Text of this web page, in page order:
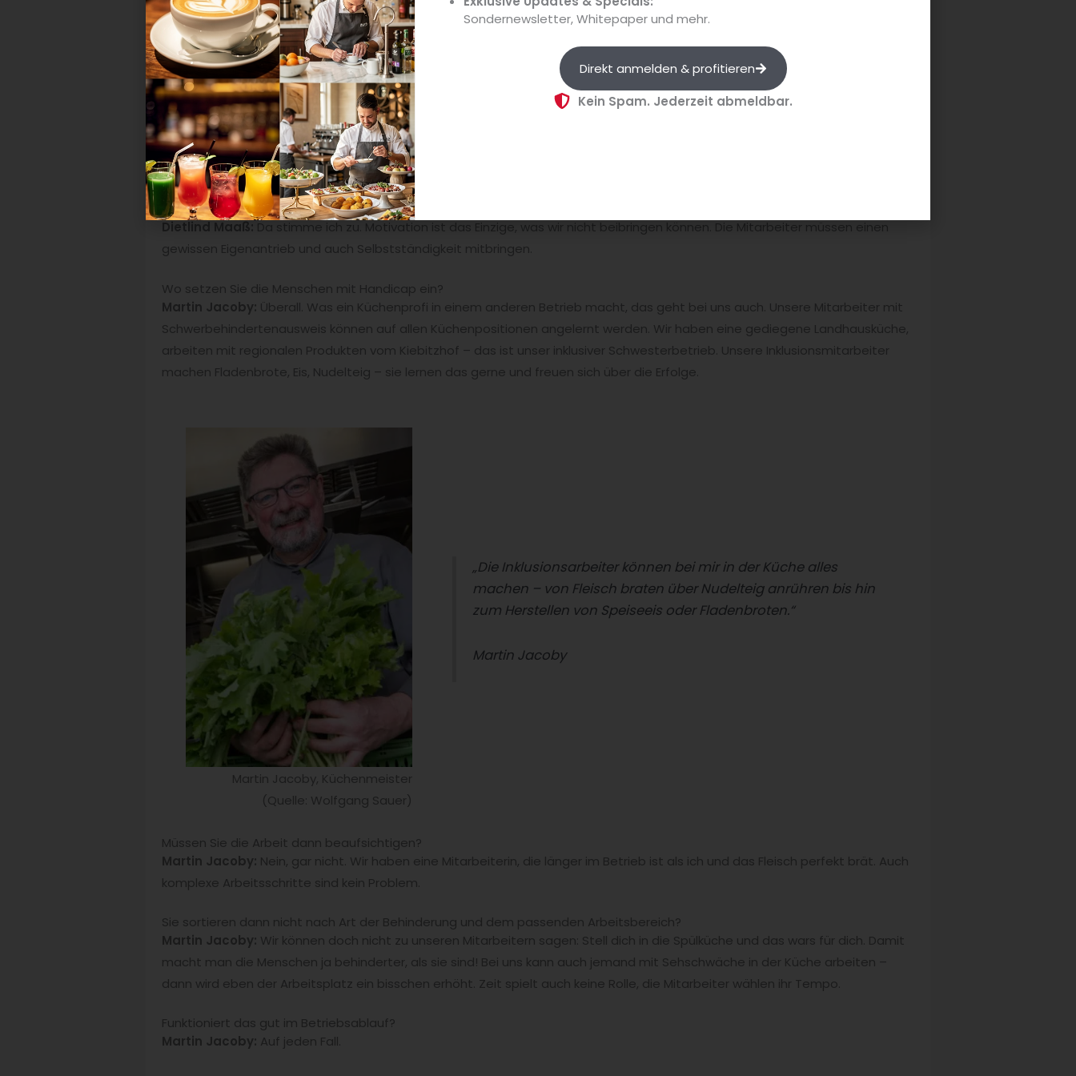
Behinderung.
Was müssen Menschen mit Beeinträchtigung mitbringen, um bei Ihnen arbeiten zu können?
Martin Jacoby:Man muss Bock auf die Arbeit haben, gerade in der Gastronomie. Die Arbeitszeiten sagen nicht jedem zu.
Aber gerade Menschen mit einem Handicap sind im Leben oft hintenangestanden. Wenn sie nun erleben, dass sie vorne
dabei sein können und aufrichtige Anerkennung ernten, dann profitieren alle Beteiligten.
Dietlind Maaß: Da stimme ich zu. Motivation ist das Einzige, was wir nicht beibringen können. Die Mitarbeiter müssen einen
gewissen Eigenantrieb und auch Selbstständigkeit mitbringen.
Wo setzen Sie die Menschen mit Handicap ein?
Martin Jacoby: Überall. Was ein Küchenprofi in einem anderen Betrieb macht, das geht bei uns auch. Unsere Mitarbeiter mit
Schwerbehindertenausweis können auf allen Küchenpositionen angelernt werden. Wir haben eine gediegene Landhausküche,
arbeiten mit regionalen Produkten vom Kiebitzhof – das ist unser inklusiver Schwesterbetrieb. Unsere Inklusionsmitarbeiter
machen Fladenbrote, Eis, Nudelteig – sie lernen das gerne und freuen sich über die Erfolge.
Martin Jacoby, Küchenmeister
(Quelle: Wolfgang Sauer)
„Die Inklusionsarbeiter können bei mir in der Küche alles
machen – von Fleisch braten über Nudelteig anrühren bis hin
zum Herstellen von Speiseeis oder Fladenbroten.“
Martin Jacoby
Müssen Sie die Arbeit dann beaufsichtigen?
Martin Jacoby: Nein, gar nicht. Wir haben eine Mitarbeiterin, die länger im Betrieb ist als ich und das Fleisch perfekt brät. Auch
komplexe Arbeitsschritte sind kein Problem.
Sie sortieren dann nicht nach Art der Behinderung und dem passenden Arbeitsbereich?
Martin Jacoby: Wir können doch nicht zu unseren Mitarbeitern sagen: Stell dich in die Spülküche und das wars für dich. Damit
macht man die Menschen ja behinderter, als sie sind! Bei uns kann auch jemand mit Sehschwäche in der Küche arbeiten –
dann wird eben der Arbeitsplatz ein bisschen erhöht. Zeit spielt auch keine Rolle, die Mitarbeiter wählen ihr Tempo.
Funktioniert das gut im Betriebsablauf?
Martin Jacoby: Auf jeden Fall.
Sondernewsletter, Whitepaper und mehr.
Direkt anmelden & profitieren
Kein Spam. Jederzeit abmeldbar.